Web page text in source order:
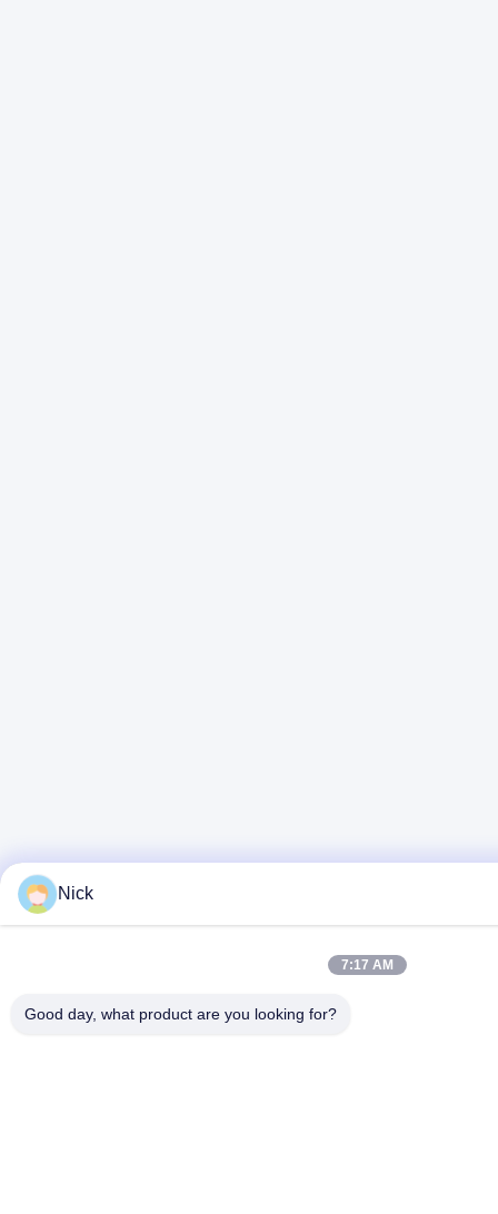
Nick
7:17 AM
Good day, what product are you looking for?